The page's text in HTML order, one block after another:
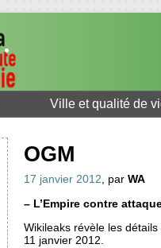
Ville et qualité de
OGM
17 janvier 2012, par WA
– L’Empire contre
Wikileaks révèle les détails
11 janvier 2012.